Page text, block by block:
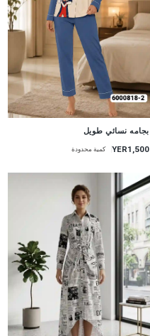
بجامه نسائي طويل
YER1,500 كمية محدودة